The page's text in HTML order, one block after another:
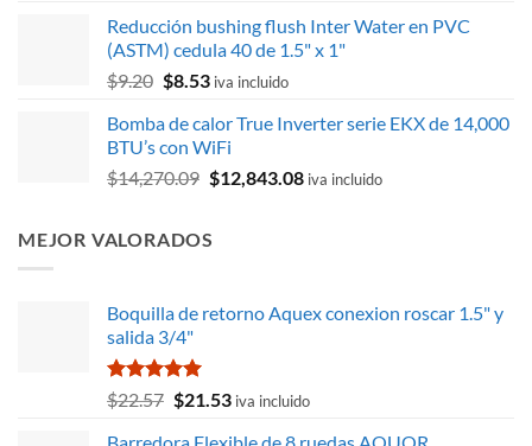
era:
$18,298.68.
es:
$12,273.36.
Reducción bushing flush Inter Water en PVC
(ASTM) cedula 40 de 1.5" x 1"
$9.20 El
original
era:
$9.20.
$8.53El
actual
es:
$8.53.
iva incluido
Bomba de calor True Inverter serie EKX de 14,000
BTU’s con WiFi
$14,270.09 El
era:
$12,843.08Eliva incluido
MEJOR VALORADOS
Boquilla de retorno Aquex conexion roscar 1.5" y
salida 3/4"
Valorado
con
de 5
$22.57 El
$21.53Eliva incluido